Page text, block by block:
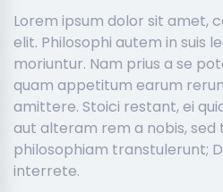
Lorem ipsum dolor sit amet,
elit. Philosophi autem in suis
moriuntur. Nam prius a se
quam appetitum earum
amittere. Stoici restant, ei
aut alteram rem a nobis,
philosophiam transtulerunt;
interrete.